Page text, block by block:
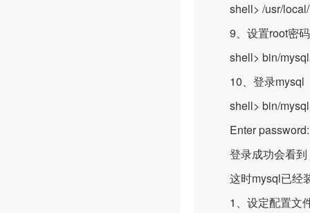
shell> /usr/local/
9、设置root密码
shell> bin/
10、登录mysql
shell> bin/mysql
Enter password:
登录成功会看到
这时mysql已经装
1、设定配置文